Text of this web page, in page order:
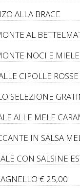
ALLA BRACE
AL
NOCI E MIELE
CIPOLLE
SELEZIONE
ALLE MELE
IN SALSA
CON SALSINE
€ 25,00